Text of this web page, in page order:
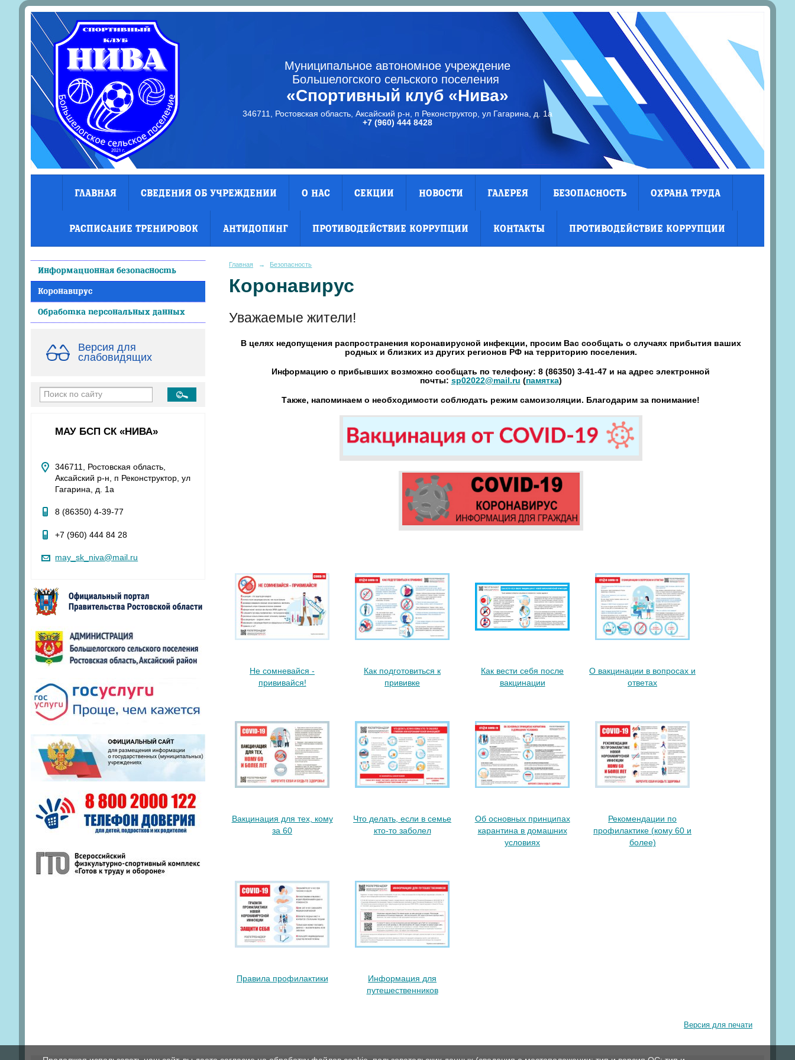
Муниципальное автономное учреждение
Большелогского сельского поселения
«Спортивный клуб «Нива»
346711, Ростовская область, Аксайский р-н, п Реконструктор, ул Гагарина, д. 1а
+7 (960) 444 8428
ГЛАВНАЯ СВЕДЕНИЯ ОБ УЧРЕЖДЕНИИ О НАС СЕКЦИИ НОВОСТИ ГАЛЕРЕЯ БЕЗОПАСНОСТЬ ОХРАНА ТРУДА
РАСПИСАНИЕ ТРЕНИРОВОК АНТИДОПИНГ ПРОТИВОДЕЙСТВИЕ КОРРУПЦИИ КОНТАКТЫ ПРОТИВОДЕЙСТВИЕ КОРРУПЦИИ
Информационная безопасность
Коронавирус
Обработка персональных данных
Версия для
слабовидящих
МАУ БСП СК «НИВА»
346711, Ростовская область,
Аксайский р-н, п Реконструктор, ул
Гагарина, д. 1а
8 (86350) 4-39-77
+7 (960) 444 84 28
may_sk_niva@mail.ru
Главная → Безопасность
Коронавирус
Уважаемые жители!
В целях недопущения распространения коронавирусной инфекции, просим Вас сообщать о случаях прибытия ваших
родных и близких из других регионов РФ на территорию поселения.
Информацию о прибывших возможно сообщать по телефону: 8 (86350) 3-41-47 и на адрес электронной
почты: sp02022@mail.ru (памятка)
Также, напоминаем о необходимости соблюдать режим самоизоляции. Благодарим за понимание!
Не сомневайся -
прививайся!
Как подготовиться к
прививке
Как вести себя после
вакцинации
О вакцинации в вопросах и
ответах
Вакцинация для тех, кому
за 60
Что делать, если в семье
кто-то заболел
Об основных принципах
карантина в домашних
условиях
Рекомендации по
профилактике (кому 60 и
более)
Правила профилактики
Информация для
путешественников
Версия для печати